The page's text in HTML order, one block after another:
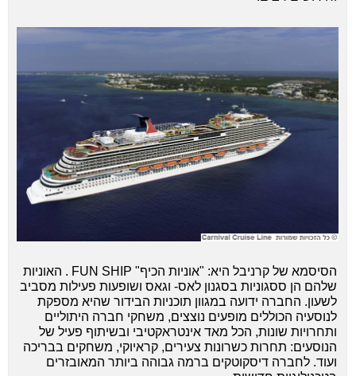
הסיסמא של קרניבל היא: "אוניות הכיף" FUN SHIP
. האוניות
שלהם הן ססגוניות בסגנון לאס- וגאס ושופעות פעילות מסביב
לשעון. החברה ידועה במגוון תוכניות הבידור שהיא מספקת
לנוסעיה הכוללים מופעים נוצצים, משחקי חברה היתוליים
ותחרויות שונות, הכל מאד אינטראקטיבי ובשיתוף פעיל של
הנוסעים: תחרות כשרונות צעירים, קראיוקי, משחקים בבריכה
ועוד. לחברה דיסקוטקים ברמה גבוהה ביותר המאובזרים